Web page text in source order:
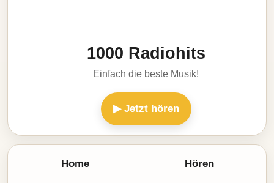
1000 Radiohits
Einfach die beste Musik!
▶ Jetzt hören
Home Hören